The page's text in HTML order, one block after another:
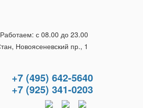
Работаем: с 08.00 до 23.00
Новоясеневский пр., 1
+7 (495) 642-5640
+7 (925) 341-0203